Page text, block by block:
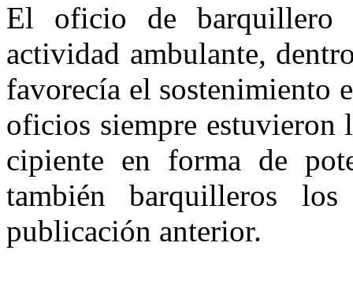
El oficio de barquillero
actividad ambu­lante,
favorecía el sosteni­miento
oficios siempre
cipiente en forma de
también bar­quilleros
publicación anterior.